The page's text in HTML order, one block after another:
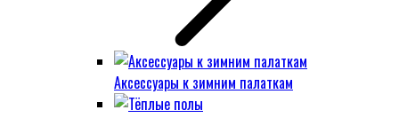
Аксессуары к зимним палаткам